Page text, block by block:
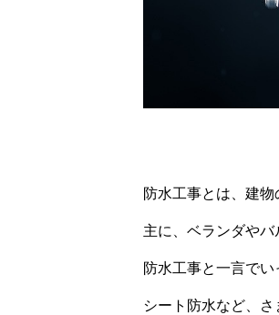
防水工事とは、建
主に、ベランダやバ
防水工事と一言で
シート防水など、さ